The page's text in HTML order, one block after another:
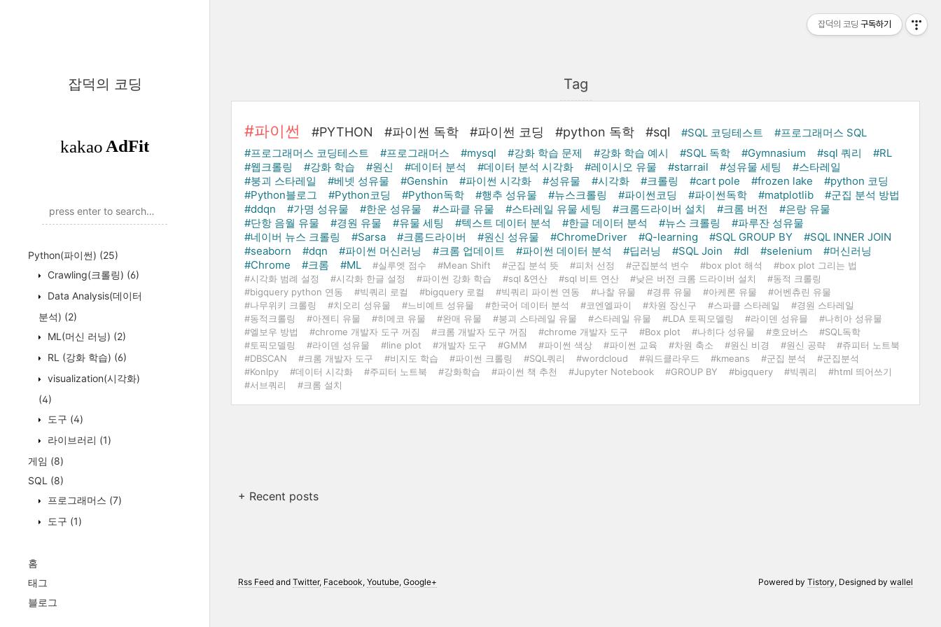
잡덕의 코딩
Python(파이썬) (25)
Crawling(크롤링) (6)
Data Analysis(데이터
분석) (2)
ML(머신 러닝) (2)
RL (강화 학습) (6)
visualization(시각화)
(4)
도구 (4)
라이브러리 (1)
게임 (8)
SQL (8)
프로그래머스 (7)
도구 (1)
홈
태그
블로그
Tag
#파이썬 #PYTHON #파이썬 독학 #파이썬 코딩 #python 독학 #sql #SQL 코딩테스트
#프로그래머스 SQL
#프로그래머스 코딩테스트
#프로그래머스 #mysql #강화 학습 문제 #강화 학습 예시 #SQL 독학 #Gymnasium #sql 쿼리
#RL
#웹크롤링
#강화 학습 #원신 #데이터 분석 #데이터 분석 시각화 #레이시오 유물 #starrail #성유물 세팅
#스타레일
#붕괴 스타레일
#베넷 성유물 #Genshin #파이썬 시각화 #성유물 #시각화 #크롤링 #cart pole #frozen lake
#python 코딩
#Python블로그
#Python코딩 #Python독학 #행추 성유물 #뉴스크롤링 #파이썬코딩 #파이썬독학 #matplotlib
#군집 분석 방법
#ddqn
#가명 성유물 #한운 성유물 #스파클 유물 #스타레일 유물 세팅 #크롬드라이버 설치 #크롬 버전
#은랑 유물
#단항 음월 유물
#경원 유물 #유물 세팅 #텍스트 데이터 분석 #한글 데이터 분석 #뉴스 크롤링
#파루잔 성유물
#네이버 뉴스 크롤링
#Sarsa #크롬드라이버 #원신 성유물 #ChromeDriver #Q-learning #SQL GROUP BY
#SQL INNER JOIN
#seaborn
#dqn #파이썬 머신러닝 #크롬 업데이트 #파이썬 데이터 분석 #딥러닝 #SQL Join #dl #selenium
#머신러닝
#Chrome
#크롬 #ML #실루엣 점수 #Mean Shift #군집 분석 뜻 #피처 선정 #군집분석 변수 #box plot 해석
#box plot 그리는 법
#시각화 범례 설정
#시각화 한글 설정 #파이썬 강화 학습 #sql &연산 #sql 비트 연산 #낮은 버전 크롬 드라이버 설치
#동적 크롤링
#bigquery python 연동
#빅쿼리 로컬 #bigquery 로컬 #빅쿼리 파이썬 연동 #나찰 유물 #경류 유물 #아케론 유물
#어벤츄린 유물
#나무위키 크롤링
#치오리 성유물 #느비예트 성유물 #한국어 데이터 분석 #코엔엘파이 #차원 장신구 #스파클 스타레일
#경원 스타레일
#동적크롤링
#아젠티 유물 #히메코 유물 #완매 유물 #붕괴 스타레일 유물 #스타레일 유물 #LDA 토픽모델링 #라이덴 성유믈
#나히아 성유물
#엘보우 방법
#chrome 개발자 도구 꺼짐 #크롬 개발자 도구 꺼짐 #chrome 개발자 도구 #Box plot #나히다 성유물 #호요버스
#SQL독학
#토픽모델링
#라이덴 성유물 #line plot #개발자 도구 #GMM #파이썬 색상 #파이썬 교육 #차원 축소 #원신 비경 #원신 공략
#쥬피터 노트북
#DBSCAN
#크롬 개발자 도구 #비지도 학습 #파이썬 크롤링 #SQL쿼리 #wordcloud #워드클라우드 #kmeans #군집 분석
#군집분석
#Konlpy
#데이터 시각화 #주피터 노트북 #강화학습 #파이썬 책 추천 #Jupyter Notebook #GROUP BY #bigquery #빅쿼리
#html 띄어쓰기
#서브쿼리
#크롬 설치
+ Recent posts
Powered byTistory, Designed bywallel
Rss Feedand Twitter, Facebook, Youtube, Google+
잡덕의 코딩 구독하기